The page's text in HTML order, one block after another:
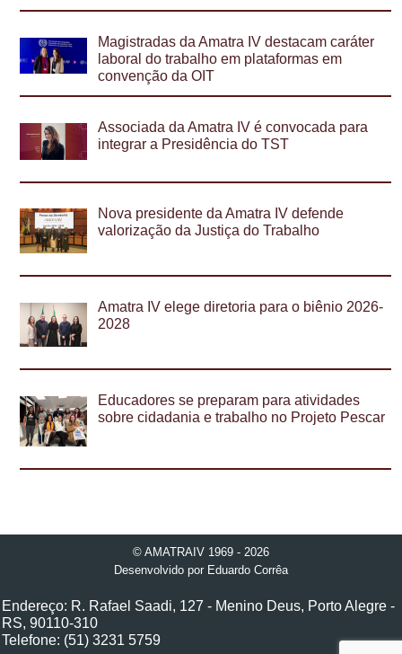
Magistradas da Amatra IV destacam caráter
laboral do trabalho em plataformas em
convenção da OIT
Associada da Amatra IV é convocada para
integrar a Presidência do TST
Nova presidente da Amatra IV defende
valorização da Justiça do Trabalho
Amatra IV elege diretoria para o biênio 2026-
2028
Educadores se preparam para atividades
sobre cidadania e trabalho no Projeto Pescar
© AMATRAIV 1969 - 2026
Desenvolvido por Eduardo Corrêa
Endereço: R. Rafael Saadi, 127 - Menino Deus, Porto Alegre -
RS, 90110-310
Telefone: (51) 3231 5759